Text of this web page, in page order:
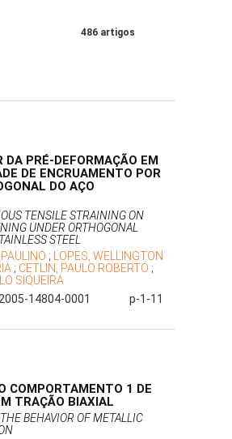
486 artigos
DA PRÉ-DEFORMAÇÃO EM
DE ENCRUAMENTO POR
DO AÇO
TENSILE STRAINING ON
UNDER ORTHOGONAL
STEEL
; LOPES, WELLINGTON
; CETLIN, PAULO ROBERTO ;
SIQUEIRA
14804-0001
p-1-11
COMPORTAMENTO 1 DE
TRAÇÃO BIAXIAL
BEHAVIOR OF METALLIC